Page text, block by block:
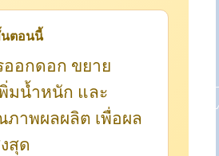
นตอนนี้
อกดอก ขยาย
มน้ำหนัก และ
ภาพผลผลิต เพื่อผล
สุด